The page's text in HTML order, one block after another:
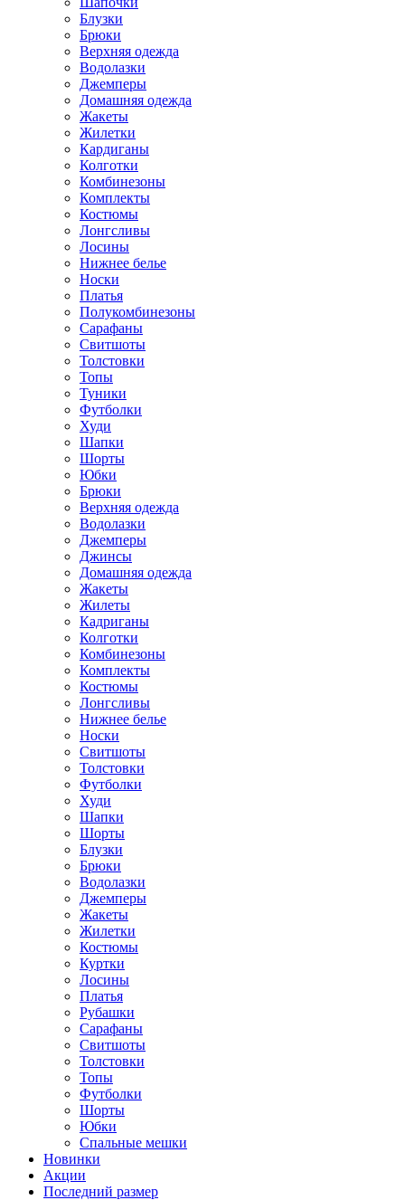
Блузки
Брюки
Верхняя одежда
Водолазки
Джемперы
Домашняя одежда
Жакеты
Жилетки
Кардиганы
Колготки
Комбинезоны
Комплекты
Костюмы
Лонгсливы
Лосины
Нижнее белье
Носки
Платья
Полукомбинезоны
Сарафаны
Свитшоты
Толстовки
Топы
Туники
Футболки
Худи
Шапки
Шорты
Юбки
Брюки
Верхняя одежда
Водолазки
Джемперы
Джинсы
Домашняя одежда
Жакеты
Жилеты
Кадриганы
Колготки
Комбинезоны
Комплекты
Костюмы
Лонгсливы
Нижнее белье
Носки
Свитшоты
Толстовки
Футболки
Худи
Шапки
Шорты
Блузки
Брюки
Водолазки
Джемперы
Жакеты
Жилетки
Костюмы
Куртки
Лосины
Платья
Рубашки
Сарафаны
Свитшоты
Толстовки
Топы
Футболки
Шорты
Юбки
Спальные мешки
Новинки
Акции
Последний размер